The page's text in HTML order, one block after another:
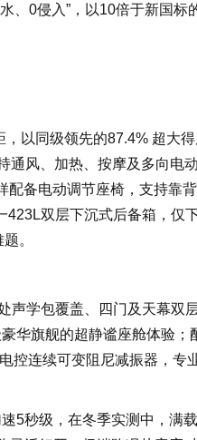
、0侵入”，以10倍于新国标
以同级领先的87.4% 超大
通风、加热、按摩及多向电
备电动调节座椅，支持靠背
423L双层下沉式后备箱，仅
。
声学包覆盖、四门及天幕双
华旗舰的超静谧座舱体验；
控连续可变阻尼减振器，专
5秒级，在冬季实测中，满